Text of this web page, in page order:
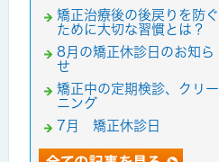
矯正治療後の後戻りを防ぐ
ために大切な習慣とは？
8月の矯正休診日のお知ら
せ
矯正中の定期検診、クリー
ニング
7月 矯正休診日